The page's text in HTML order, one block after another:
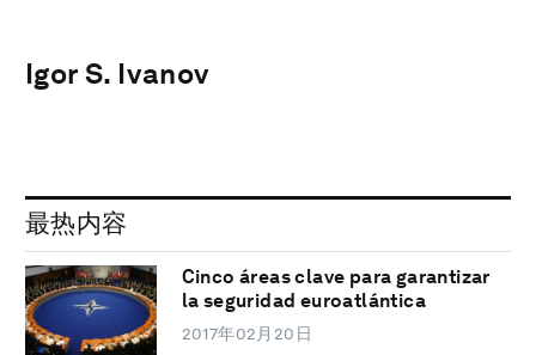
Igor S. Ivanov
最热内容
Cinco áreas clave para garantizar
la seguridad euroatlántica
2017年02月20日